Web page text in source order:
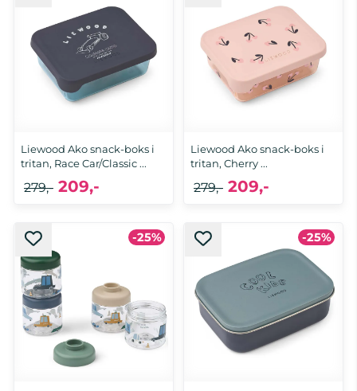
Liewood Ako snack-boks i
tritan, Race Car/Classic ...
209,-
279,-
Liewood Ako snack-boks i
tritan, Cherry ...
209,-
279,-
-25% -25%